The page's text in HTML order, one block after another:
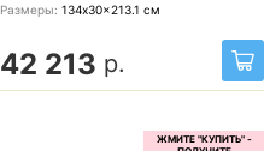
Размеры: 134x30x213.1 см
42 213 р.